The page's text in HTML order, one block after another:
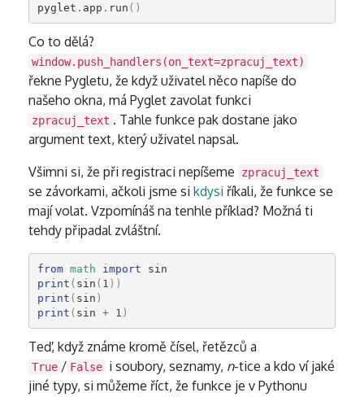
pyglet . app . run ()
Co to dělá?
window.push_handlers(on_text=zpracuj_text)
řekne Pygletu, že když uživatel něco napíše do
našeho okna, má Pyglet zavolat funkci
zpracuj_text . Tahle funkce pak dostane jako
argument text, který uživatel napsal.
Všimni si, že při registraci nepíšeme
zpracuj_text
se závorkami, ačkoli jsme si kdysi říkali, že funkce se
mají volat. Vzpomínáš na tenhle příklad? Možná ti
tehdy připadal zvláštní.
from math import
sin
print ( sin ( 1 ))
print ( sin )
print ( sin + 1 )
Teď, když známe kromě čísel, řetězců a
True / False i soubory, seznamy, n-tice a kdo ví jaké
jiné typy, si můžeme říct, že funkce je v Pythonu